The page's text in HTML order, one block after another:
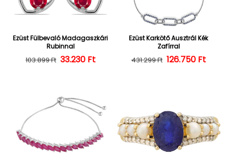
Ezüst Fülbevaló Madagaszkári
Rubinnal
Normál ár
103.899 Ft Kedvezményes ár
33.230 Ft
Ezüst Karkötő Ausztrál Kék
Zafírral
Normál ár
431.299 Ft 126.750 Ft